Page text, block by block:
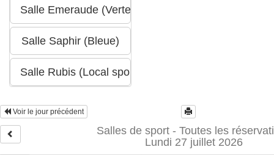
Voir le jour précédent
Salles de sport - Toutes les
Lundi 27 juillet 2026